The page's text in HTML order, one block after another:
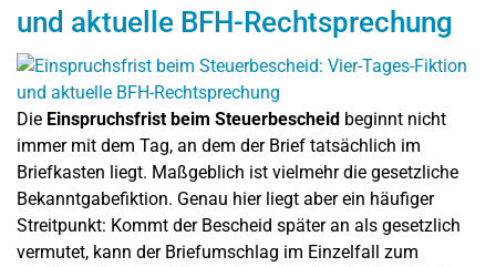
und aktuelle BFH-Rechtsprechung
Die Einspruchsfrist beim Steuerbescheid beginnt nicht
immer mit dem Tag, an dem der Brief tatsächlich im
Briefkasten liegt. Maßgeblich ist vielmehr die gesetzliche
Bekanntgabefiktion. Genau hier liegt aber ein häufiger
Streitpunkt: Kommt der Bescheid später an als gesetzlich
vermutet, kann der Briefumschlag im Einzelfall zum